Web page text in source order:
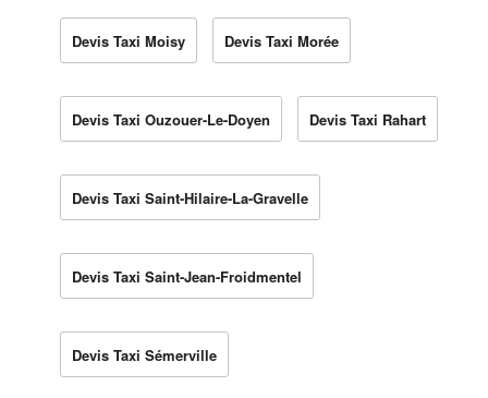
Devis Taxi Moisy Devis Taxi Morée
Devis Taxi Ouzouer-Le-Doyen Devis Taxi Rahart
Devis Taxi Saint-Hilaire-La-Gravelle
Devis Taxi Saint-Jean-Froidmentel
Devis Taxi Sémerville